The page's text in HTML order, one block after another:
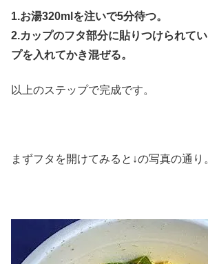
1.お湯320mlを注いで5分待つ。
2.カップのフタ部分に貼りつけられて
プを入れてかき混ぜる。
以上のステップで完成です。
まずフタを開けてみると↓の写真の通り